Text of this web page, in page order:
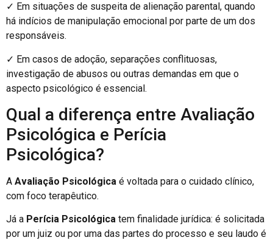
✓ Em situações de suspeita de alienação parental, quando
há indícios de manipulação emocional por parte de um dos
responsáveis.
✓ Em casos de adoção, separações conflituosas,
investigação de abusos ou outras demandas em que o
aspecto psicológico é essencial.
Qual a diferença entre Avaliação
Psicológica e Perícia
Psicológica?
A Avaliação Psicológica é voltada para o cuidado clínico,
com foco terapêutico.
Já a Perícia Psicológica tem finalidade jurídica: é solicitada
por um juiz ou por uma das partes do processo e seu laudo é